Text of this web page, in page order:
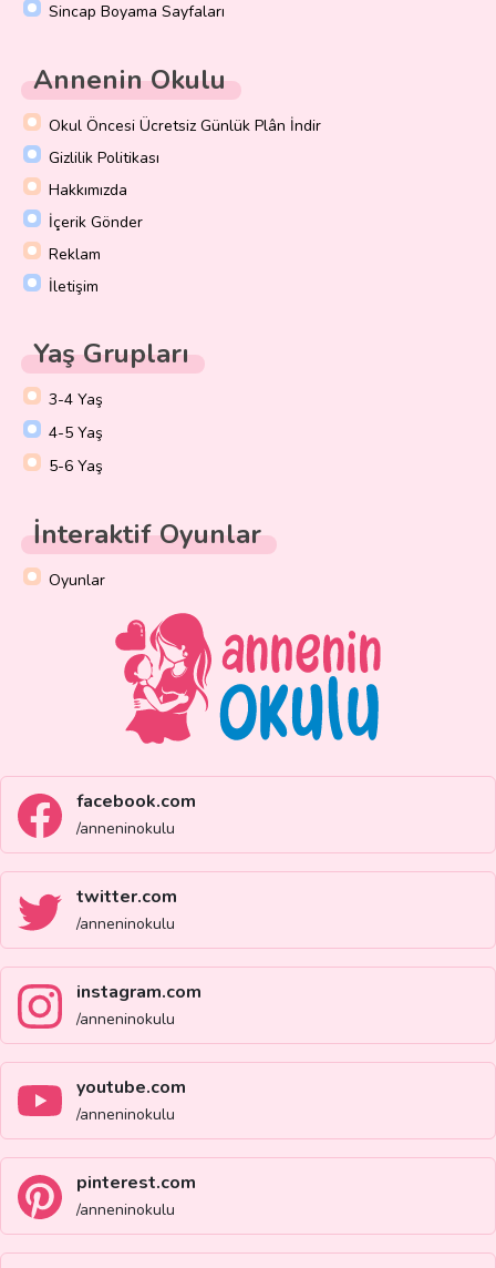
Sincap Boyama Sayfaları
Annenin Okulu
Okul Öncesi Ücretsiz Günlük Plân İndir
Gizlilik Politikası
Hakkımızda
İçerik Gönder
Reklam
İletişim
Yaş Grupları
3-4 Yaş
4-5 Yaş
5-6 Yaş
İnteraktif Oyunlar
Oyunlar
facebook.com
/anneninokulu
twitter.com
/anneninokulu
instagram.com
/anneninokulu
youtube.com
/anneninokulu
pinterest.com
/anneninokulu